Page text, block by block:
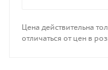
Цена действительна
отличаться от цен в